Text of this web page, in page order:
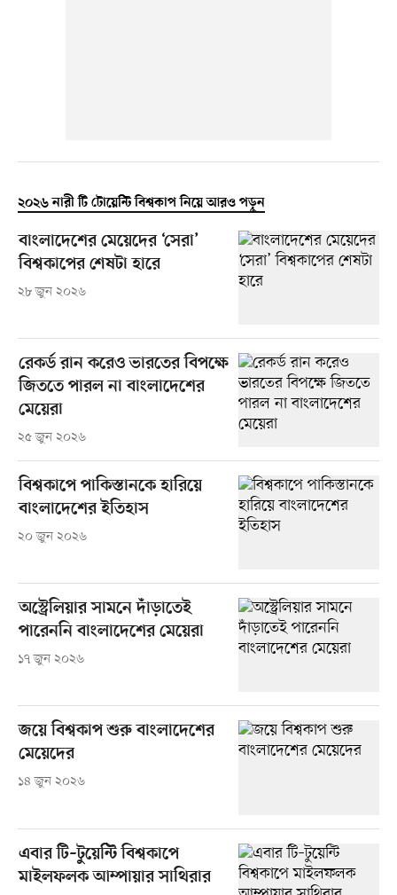
২০২৬ নারী টি টোয়েন্টি বিশ্বকাপ নিয়ে আরও পড়ুন
বাংলাদেশের মেয়েদের ‘সেরা’
বিশ্বকাপের শেষটা হারে
২৮ জুন ২০২৬
রেকর্ড রান করেও ভারতের বিপক্ষে
জিততে পারল না বাংলাদেশের
মেয়েরা
২৫ জুন ২০২৬
বিশ্বকাপে পাকিস্তানকে হারিয়ে
বাংলাদেশের ইতিহাস
২০ জুন ২০২৬
অস্ট্রেলিয়ার সামনে দাঁড়াতেই
পারেননি বাংলাদেশের মেয়েরা
১৭ জুন ২০২৬
জয়ে বিশ্বকাপ শুরু বাংলাদেশের
মেয়েদের
১৪ জুন ২০২৬
এবার টি–টুয়েন্টি বিশ্বকাপে
মাইলফলক আম্পায়ার সাথিরার